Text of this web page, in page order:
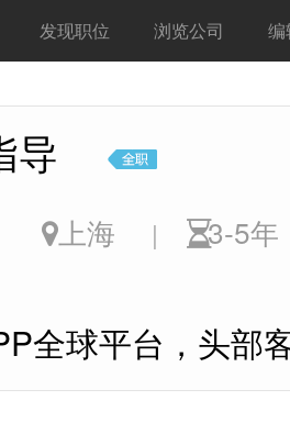
发现职位 浏览公司 编
导
上海 |
3-5
全球平台，头部